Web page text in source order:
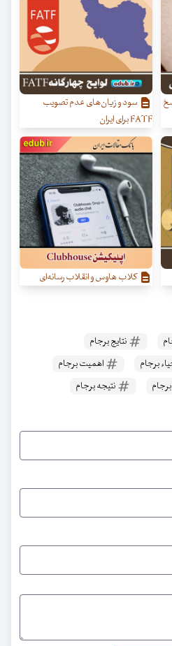
سود و زیان‌های عدم تصویب
FATF برای ایران
کلاب هاوس و انقلاب رسانه‌ای
نتایج برجام
برجام
اهمیت برجام
نتیجه برجام